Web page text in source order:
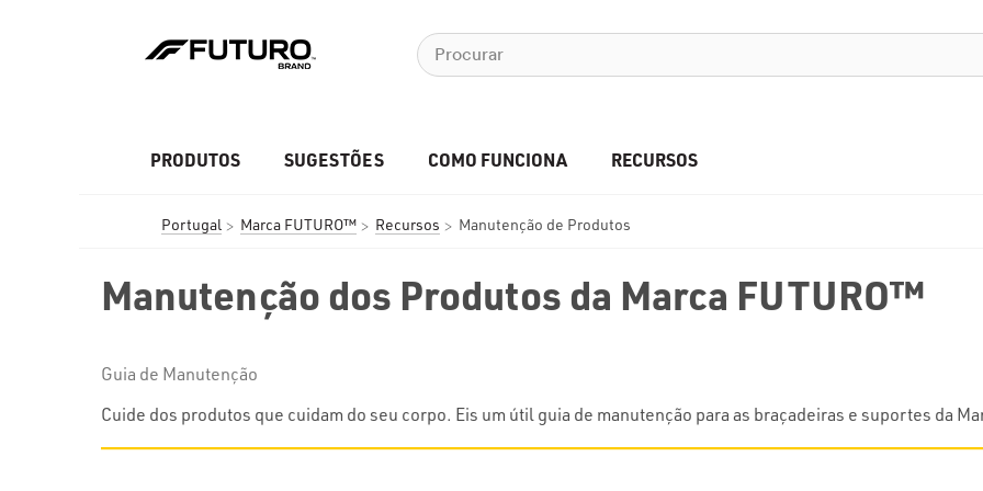
PRODUTOS SUGESTÕES COMO FUNCIONA RECURSOS
Portugal Marca FUTURO™ Recursos Manutenção de Produtos
Manutenção dos Produtos da Marca FUTURO™
Guia de Manutenção
Cuide dos produtos que cuidam do seu corpo. Eis um útil guia de manutenção para as braçadeiras e suportes da